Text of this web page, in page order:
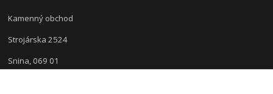
Kamenný obchod
Strojárska 2524
Snina, 069 01